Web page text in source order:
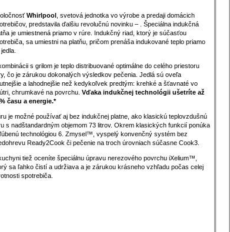
Whirlpool, svetová jednotka vo výrobe a predaji domácich
predstavila ďalšiu revolučnú novinku – . Špeciálna indukčná
je umiestnená priamo v rúre. Indukčný riad, ktorý je súčasťou
sa umiestni na platňu, pričom prenáša indukované teplo priamo
s grilom je teplo distribuované optimálne do celého priestoru
čo je zárukou dokonalých výsledkov pečenia. Jedlá sú oveľa
a lahodnejšie než kedykoľvek predtým: krehké a šťavnaté vo
chrumkavé na povrchu. Vďaka indukčnej technológii ušetríte až
času a energie.*
je možné používať aj bez indukčnej platne, ako klasickú teplovzdušnú
s nadštandardným objemom 73 litrov. Okrem klasických funkcií ponúka
technológiou 6. Zmysel™, vyspelý konvenčný systém bez
Ready2Cook či pečenie na troch úrovniach súčasne Cook3.
tiež oceníte špeciálnu úpravu nerezového povrchu iXelium™,
sa ľahko čistí a udržiava a je zárukou krásneho vzhľadu počas celej
spotrebiča.